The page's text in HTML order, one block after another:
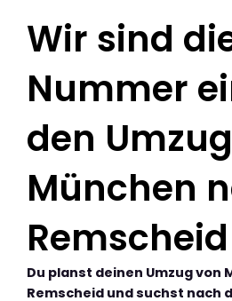
Wir sind
Nummer
den
München
Remscheid
Du planst deinen Umzug von
Remscheid und suchst nach